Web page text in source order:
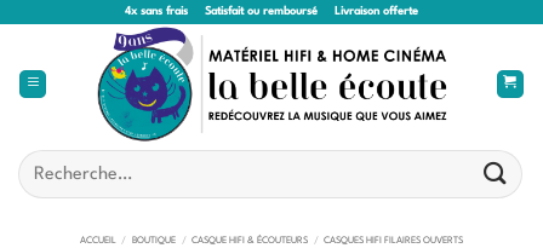
4x sans frais Satisfait ou remboursé Livraison offerte
Recherche
pour :
ACCUEIL / BOUTIQUE / CASQUE HIFI & ÉCOUTEURS / CASQUES HIFI FILAIRES OUVERTS